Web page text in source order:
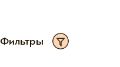
Фильтры